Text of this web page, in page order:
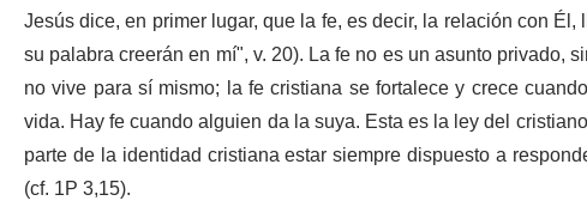
Jesús dice, en primer lugar, que la fe, es decir, la relación con
su palabra creerán en mí", v. 20). La fe no es un asunto
no vive para sí mismo; la fe cristiana se fortalece y crece
vida. Hay fe cuando alguien da la suya. Esta es la ley del
parte de la identidad cristiana estar siempre dispuesto a
(cf. 1P 3,15).